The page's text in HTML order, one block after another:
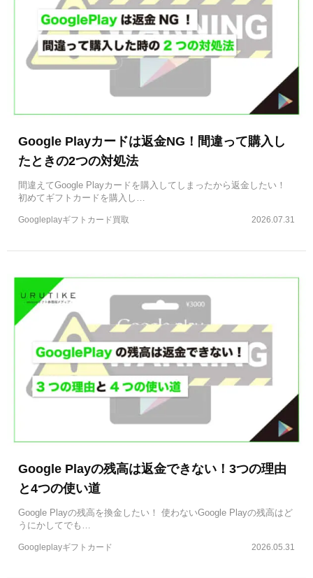
Google Playカードは返金NG！間違って購入し
たときの2つの対処法
間違えてGoogle Playカードを購入してしまったから返金したい！
初めてギフトカードを購入し…
2026.07.31
Googleplayギフトカード買取
Google Playの残高は返金できない！3つの理由
と4つの使い道
Google Playの残高を換金したい！ 使わないGoogle Playの残高はど
うにかしてでも…
2026.05.31
Googleplayギフトカード